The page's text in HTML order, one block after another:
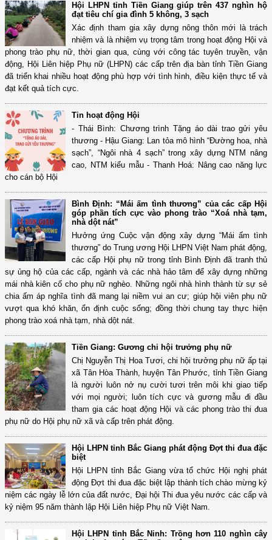
Hội LHPN tỉnh Tiền Giang giúp trên 437 nghìn hộ
đạt tiêu chí gia đình 5 không, 3 sạch
Xác định tham gia xây dựng nông thôn mới là trách
nhiệm và là nhiệm vụ trọng tâm trong hoạt động Hội và
phong trào phụ nữ, thời gian qua, cùng với công tác tuyên truyền, vận
động, Hội Liên hiệp Phụ nữ (LHPN) các cấp trên địa bàn tỉnh Tiền Giang
đã triển khai nhiều hoạt động phù hợp với tình hình, điều kiện thực tế và
đạt kết quả tích cực.
Tin hoạt động Hội
- Thái Bình: Chương trình Tặng áo dài trao gửi yêu
thương - Hậu Giang: Lan tỏa mô hình “Đường hoa, nhà
sạch”, “Ngôi nhà 4 sạch” trong xây dựng NTM nâng
cao, NTM kiểu mẫu - Thanh Hoá: Nâng cao năng lực
cho cán bộ Hội
Bình Định: “Mái ấm tình thương” của các cấp Hội
góp phần tích cực vào phong trào “Xoá nhà tạm,
nhà dột nát”
Hưởng ứng Cuộc vận động xây dựng “Mái ấm tình
thương” do Trung ương Hội LHPN Việt Nam phát động,
các cấp Hội phụ nữ trong tỉnh Bình Định đã tranh thủ
sự ủng hộ của các cấp, ngành và các nhà hảo tâm để xây dựng những
mái nhà kiên cố cho phụ nữ nghèo. Những ngôi nhà hình thành từ sự sẻ
chia ấm áp nghĩa tình đã mang lại niềm vui an cư; giúp hội viên phụ nữ
vượt qua khó khăn, ổn định cuộc sống; đồng thời chung tay thực hiện
phong trào xoá nhà tạm, nhà dột nát.
Tiền Giang: Gương chi hội trưởng phụ nữ
Chị Nguyễn Thị Hoa Tươi, chi hội trưởng phụ nữ ấp tại
xã Tân Hòa Thành, huyện Tân Phước, tỉnh Tiền Giang
là người luôn nở nụ cười tươi trên môi khi giao tiếp
với mọi người; luôn tích cực và gương mẫu đi đầu
tham gia các hoạt động Hội và các phong trào thi đua
phụ nữ do Hội phụ nữ xã và cấp trên phát động.
Hội LHPN tỉnh Bắc Giang phát động Đợt thi đua đặc
biệt
Hội LHPN tỉnh Bắc Giang vừa tổ chức Hội nghị phát
động Đợt thi đua đặc biệt lập thành tích chào mừng kỷ
niệm các ngày lễ lớn của đất nước, Đại hội Thi đua yêu nước các cấp và
kỷ niệm 95 năm thành lập Hội Liên hiệp Phụ nữ Việt Nam.
Hội LHPN tỉnh Bắc Ninh: Trồng hơn 110 nghìn cây